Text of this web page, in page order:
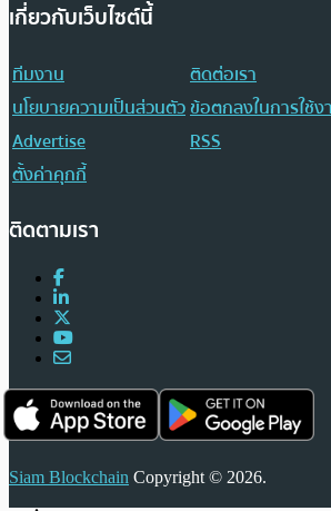
เกี่ยวกับเว็บไซต์นี้
ทีมงาน
ติดต่อเรา
นโยบายความเป็นส่วนตัวข้อตกลงในการใช้ง
Advertise
RSS
ตั้งค่าคุกกี้
ติดตามเรา
Siam Blockchain Copyright © 2026.